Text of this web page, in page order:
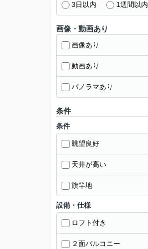
3日以内 1週間以内
画像・動画あり
画像あり
動画あり
パノラマあり
条件
条件
眺望良好
天井が高い
旗竿地
設備・仕様
ロフト付き
２面バルコニー